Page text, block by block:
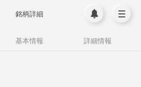
銘柄詳細
基本情報 詳細情報